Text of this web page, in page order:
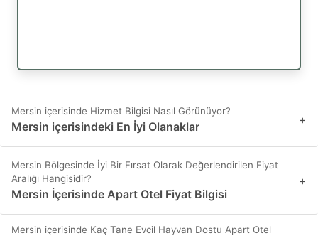
Mersin içerisinde Hizmet Bilgisi Nasıl Görünüyor?
Mersin içerisindeki En İyi Olanaklar +
Mersin Bölgesinde İyi Bir Fırsat Olarak Değerlendirilen Fiyat
Aralığı Hangisidir?
Mersin İçerisinde Apart Otel Fiyat Bilgisi
+
Mersin içerisinde Kaç Tane Evcil Hayvan Dostu Apart Otel